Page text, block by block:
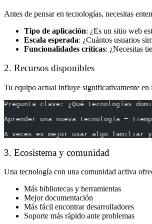
Antes de pensar en tecnologías, necesitas
Tipo de aplicación: ¿Es un sitio web
Escala esperada: ¿Cuántos usuarios
Funcionalidades críticas: ¿Necesitas
2. Recursos disponibles
Tu equipo actual influye significativamente en
Pregunta clave: ¿Qué tecnologías
Aprender una nueva tecnología =
A veces es mejor usar algo familiar y
3. Ecosistema y comunidad
Una tecnología con una comunidad activa
Más bibliotecas y herramientas
Mejor documentación
Más fácil encontrar desarrolladores
Soporte más rápido ante problemas